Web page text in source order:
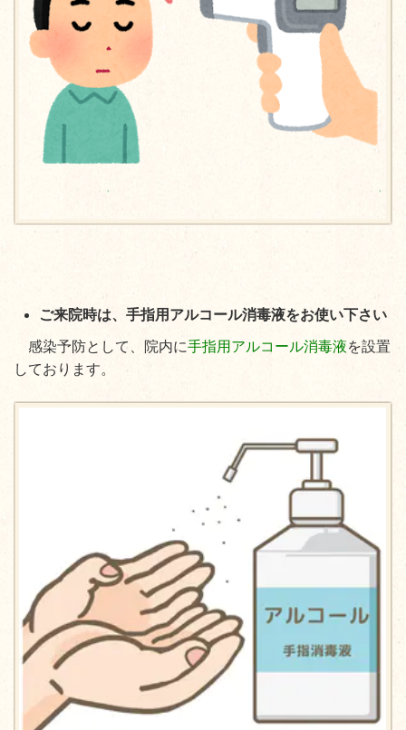
ご来院時は、手指用アルコール消毒液をお使い下さい
感染予防として、院内に手指用アルコール消毒液を設置
しております。